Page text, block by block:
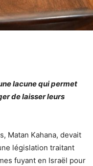
lacune qui permet
de laisser leurs
Matan Kahana, devait
législation traitant
fuyant en Israël pour